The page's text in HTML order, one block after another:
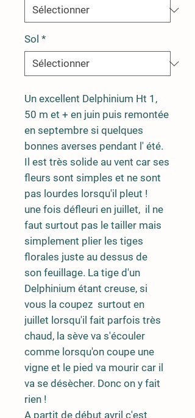
Sol *
Un excellent Delphinium Ht 1,
50 m et + en juin puis remontée
en septembre si quelques
bonnes averses pendant l' été.
Il est très solide au vent car ses
fleurs sont simples et ne sont
pas lourdes lorsqu'il pleut !
une fois défleuri en juillet, il ne
faut surtout pas le tailler mais
simplement plier les tiges
florales juste au dessus de
son feuillage. La tige d'un
Delphinium étant creuse, si
vous la coupez surtout en
juillet lorsqu'il fait parfois très
chaud, la sève va s'écouler
comme lorsqu'on coupe une
vigne et le pied va mourir car il
va se désècher. Donc on y fait
rien !
A partit de début avril c'est